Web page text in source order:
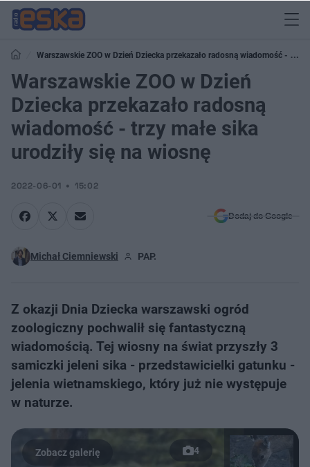
Warszawskie ZOO w Dzień Dziecka przekazało radosną wiadomość - trzy
małe sika urodziły się na wiosnę
Warszawskie ZOO w Dzień
Dziecka przekazało radosną
wiadomość - trzy małe sika
urodziły się na wiosnę
2022-06-01 15:02
Dodaj do Google
Michał Ciemniewski PAP.
Z okazji Dnia Dziecka warszawski ogród
zoologiczny pochwalił się fantastyczną
wiadomością. Tej wiosny na świat przyszły 3
samiczki jeleni sika - przedstawicielki gatunku -
jelenia wietnamskiego, który już nie występuje
w naturze.
4